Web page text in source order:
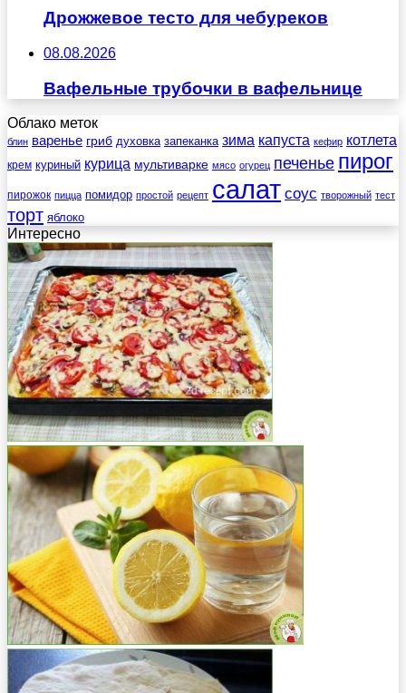
Дрожжевое тесто для чебуреков
08.08.2026
Вафельные трубочки в вафельнице
Облако меток
блин варенье гриб духовка запеканка зима капуста кефир котлета
крем куриный курица мультиварке мясо огурец печенье пирог
пирожок пицца помидор простой рецепт салат соус творожный тест
торт яблоко
Интересно